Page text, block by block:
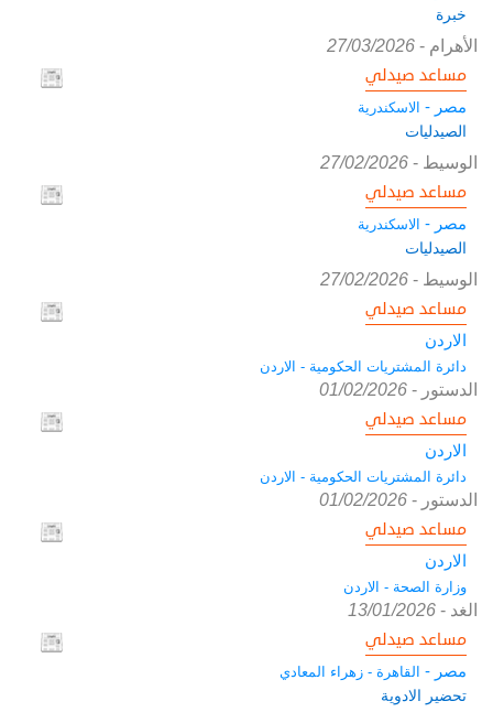
خبرة
الأهرام -
27/03/2026
مساعد صيدلي
مصر - الاسكندرية
الصيدليات
الوسيط -
27/02/2026
مساعد صيدلي
مصر - الاسكندرية
الصيدليات
الوسيط -
27/02/2026
مساعد صيدلي
الاردن
دائرة المشتريات الحكومية - الاردن
الدستور -
01/02/2026
مساعد صيدلي
الاردن
دائرة المشتريات الحكومية - الاردن
الدستور -
01/02/2026
مساعد صيدلي
الاردن
وزارة الصحة - الاردن
الغد -
13/01/2026
مساعد صيدلي
مصر - القاهرة - زهراء المعادي
تحضير الادوية